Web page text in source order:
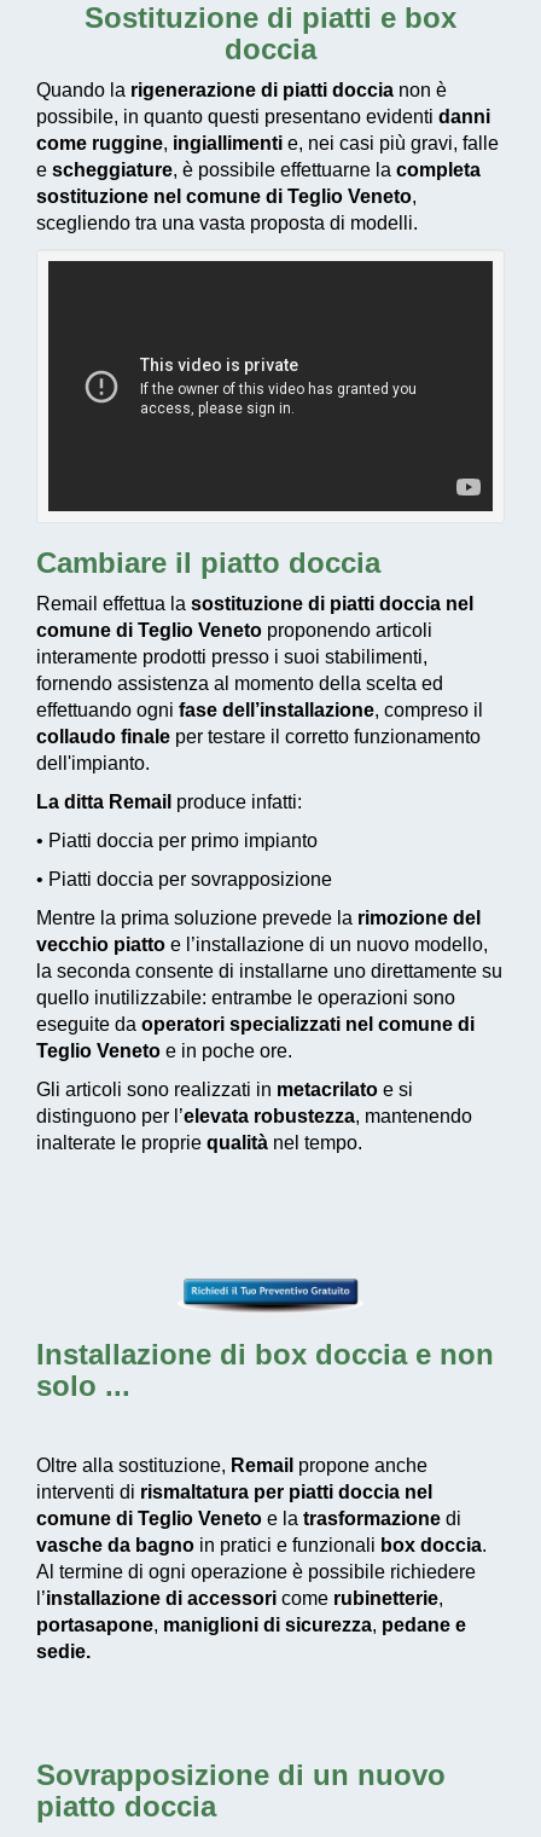
Sostituzione di piatti e box
doccia
Quando la rigenerazione di piatti doccia non è
possibile, in quanto questi presentano evidenti danni
come ruggine, ingiallimenti e, nei casi più gravi, falle
e scheggiature, è possibile effettuarne la completa
sostituzione nel comune di Teglio Veneto,
scegliendo tra una vasta proposta di modelli.
Cambiare il piatto doccia
Remail effettua la sostituzione di piatti doccia nel
comune di Teglio Veneto proponendo articoli
interamente prodotti presso i suoi stabilimenti,
fornendo assistenza al momento della scelta ed
effettuando ogni fase dell’installazione, compreso il
collaudo finale per testare il corretto funzionamento
dell'impianto.
La ditta Remail produce infatti:
• Piatti doccia per primo impianto
• Piatti doccia per sovrapposizione
Mentre la prima soluzione prevede la rimozione del
vecchio piatto e l’installazione di un nuovo modello,
la seconda consente di installarne uno direttamente su
quello inutilizzabile: entrambe le operazioni sono
eseguite da operatori specializzati nel comune di
Teglio Veneto e in poche ore.
Gli articoli sono realizzati in metacrilato e si
distinguono per l’elevata robustezza, mantenendo
inalterate le proprie qualità nel tempo.
Installazione di box docciae non
solo ...
Oltre alla sostituzione, Remail propone anche
interventi di rismaltatura per piatti doccia nel
comune di Teglio Veneto e la trasformazione di
vasche da bagno in pratici e funzionali box doccia.
Al termine di ogni operazione è possibile richiedere
l’installazione di accessori come rubinetterie,
portasapone, maniglioni di sicurezza, pedane e
sedie.
Sovrapposizione di un nuovo
piatto doccia